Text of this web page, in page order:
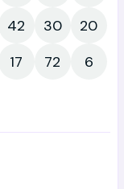
42 30
20
17 72
6